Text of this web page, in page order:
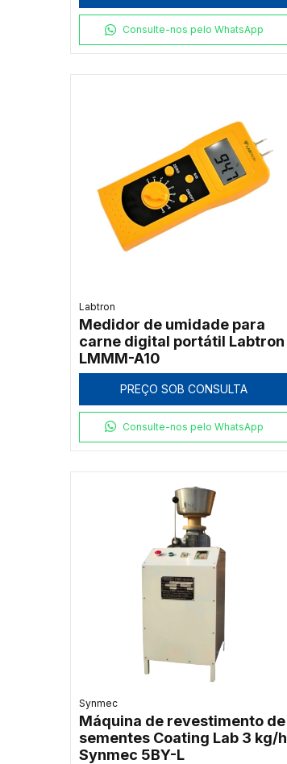
Consulte-nos pelo WhatsApp
Labtron
Medidor de umidade para
carne digital portátil Labtron
LMMM-A10
PREÇO SOB CONSULTA
Consulte-nos pelo WhatsApp
Synmec
Máquina de revestimento de
sementes Coating Lab 3 kg/h
Synmec 5BY-L